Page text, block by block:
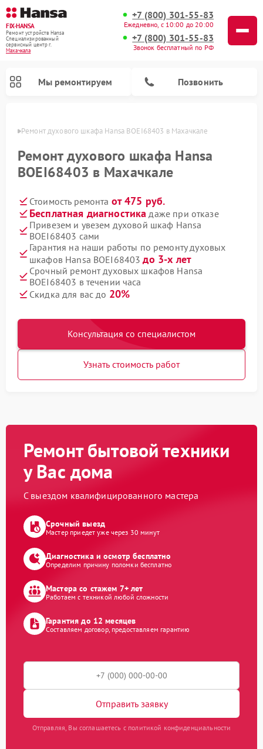
FIX-HANSA
Ремонт устройств Hansa
Специализированный
cервисный центр г.
Махачкала
+7 (800) 301-55-83
Ежедневно, с 10:00 до 20:00
+7 (800) 301-55-83
Звонок бесплатный по РФ
Мы ремонтируем Позвонить
Ремонт духового шкафа Hansa BOEI68403 в Махачкале
Ремонт духового шкафа Hansa
BOEI68403 в Махачкале
Стоимость ремонта от 475 руб.
Бесплатная диагностика даже при отказе
Привезем и увезем духовой шкаф Hansa
BOEI68403 сами
Гарантия на наши работы по ремонту духовых
шкафов Hansa BOEI68403до 3-х лет
Срочный ремонт духовых шкафов Hansa
BOEI68403 в течении часа
Скидка для вас до 20%
Консультация со специалистом
Узнать стоимость работ
Ремонт бытовой техники
у Вас дома
С выездом квалифицированного мастера
Срочный выезд
Мастер приедет уже через 30 минут
Диагностика и осмотр бесплатно
Определим причину поломки бесплатно
Мастера со стажем 7+ лет
Работаем с техникой любой сложности
Гарантия до 12 месяцев
Составляем договор, предоставляем гарантию
Отправить заявку
Отправляя, Вы соглашаетесь с политикой конфиденциальности